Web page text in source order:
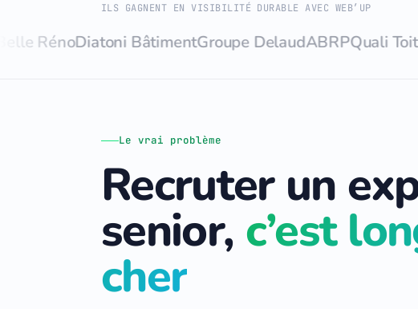
ILS GAGNENT EN VISIBILITÉ DURABLE AVEC WEB’UP
Diatoni BâtimentGroupe DelaudABRPQuali Toiture
Le vrai problème
Recruter un
senior, c’est
cher